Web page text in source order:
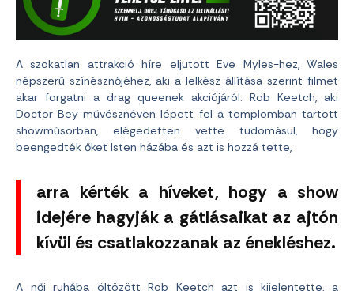
A szokatlan attrakció híre eljutott Eve Myles-hez, Wales
népszerű színésznőjéhez, aki a lelkész állítása szerint filmet
akar forgatni a drag queenek akciójáról. Rob Keetch, aki
Doctor Bey művésznéven lépett fel a templomban tartott
showműsorban, elégedetten vette tudomásul, hogy
beengedték őket Isten házába és azt is hozzá tette,
arra kérték a híveket, hogy a show
idejére hagyják a gátlásaikat az ajtón
kívül és csatlakozzanak az énekléshez.
A női ruhába öltözött Rob Keetch azt is kijelentette, a